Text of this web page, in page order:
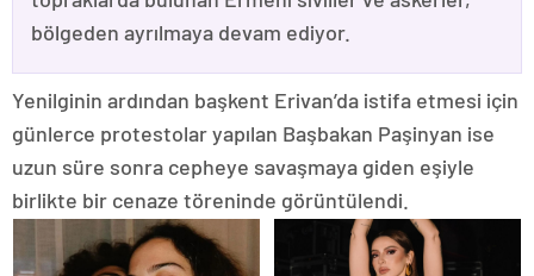
bölgeden ayrılmaya devam ediyor.
Yenilginin ardından başkent Erivan’da istifa etmesi için
günlerce protestolar yapılan Başbakan Paşinyan ise
uzun süre sonra cepheye savaşmaya giden eşiyle
birlikte bir cenaze töreninde görüntülendi.